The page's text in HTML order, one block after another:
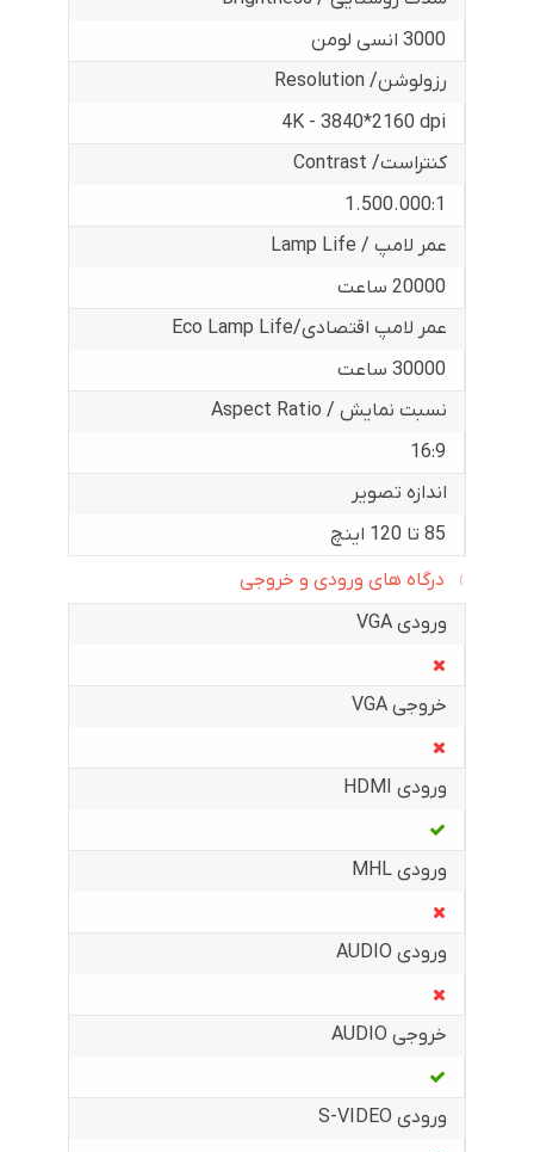
3000 انسی لومن
رزولوشن/ Resolution
4K - 3840*2160 dpi
کنتراست/ Contrast
1.500.000:1
عمر لامپ / Lamp Life
20000 ساعت
عمر لامپ اقتصادی/Eco Lamp Life
30000 ساعت
نسبت نمایش / Aspect Ratio
16:9
اندازه تصویر
85 تا 120 اینچ
درگاه های ورودی و خروجی
ورودی VGA
خروجی VGA
ورودی HDMI
ورودی MHL
ورودی AUDIO
خروجی AUDIO
ورودی S-VIDEO